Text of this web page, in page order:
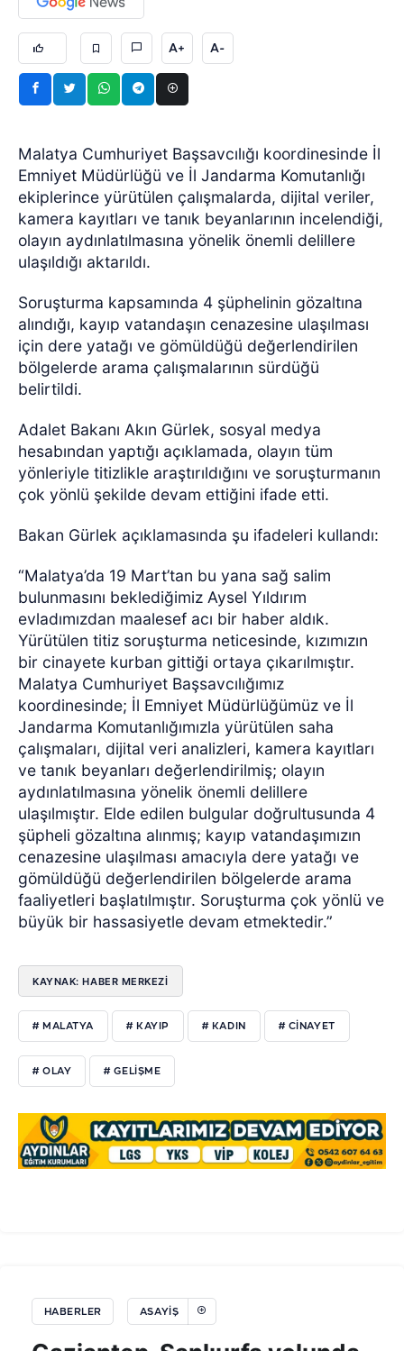
A+ A-
Malatya Cumhuriyet Başsavcılığı koordinesinde İl
Emniyet Müdürlüğü ve İl Jandarma Komutanlığı
ekiplerince yürütülen çalışmalarda, dijital veriler,
kamera kayıtları ve tanık beyanlarının incelendiği,
olayın aydınlatılmasına yönelik önemli delillere
ulaşıldığı aktarıldı.
Soruşturma kapsamında 4 şüphelinin gözaltına
alındığı, kayıp vatandaşın cenazesine ulaşılması
için dere yatağı ve gömüldüğü değerlendirilen
bölgelerde arama çalışmalarının sürdüğü
belirtildi.
Adalet Bakanı Akın Gürlek, sosyal medya
hesabından yaptığı açıklamada, olayın tüm
yönleriyle titizlikle araştırıldığını ve soruşturmanın
çok yönlü şekilde devam ettiğini ifade etti.
Bakan Gürlek açıklamasında şu ifadeleri kullandı:
“Malatya’da 19 Mart’tan bu yana sağ salim
bulunmasını beklediğimiz Aysel Yıldırım
evladımızdan maalesef acı bir haber aldık.
Yürütülen titiz soruşturma neticesinde, kızımızın
bir cinayete kurban gittiği ortaya çıkarılmıştır.
Malatya Cumhuriyet Başsavcılığımız
koordinesinde; İl Emniyet Müdürlüğümüz ve İl
Jandarma Komutanlığımızla yürütülen saha
çalışmaları, dijital veri analizleri, kamera kayıtları
ve tanık beyanları değerlendirilmiş; olayın
aydınlatılmasına yönelik önemli delillere
ulaşılmıştır. Elde edilen bulgular doğrultusunda 4
şüpheli gözaltına alınmış; kayıp vatandaşımızın
cenazesine ulaşılması amacıyla dere yatağı ve
gömüldüğü değerlendirilen bölgelerde arama
faaliyetleri başlatılmıştır. Soruşturma çok yönlü ve
büyük bir hassasiyetle devam etmektedir.”
KAYNAK: HABER MERKEZİ
# MALATYA # KAYIP # KADIN # CİNAYET
# OLAY # GELİŞME
HABERLER ASAYIŞ